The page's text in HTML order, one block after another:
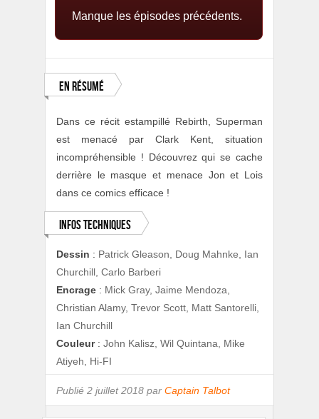
Manque les épisodes précédents.
En résumé
Dans ce récit estampillé Rebirth, Superman
est menacé par Clark Kent, situation
incompréhensible ! Découvrez qui se cache
derrière le masque et menace Jon et Lois
dans ce comics efficace !
Infos techniques
Dessin : Patrick Gleason, Doug Mahnke, Ian
Churchill, Carlo Barberi
Encrage : Mick Gray, Jaime Mendoza,
Christian Alamy, Trevor Scott, Matt Santorelli,
Ian Churchill
Couleur: John Kalisz, Wil Quintana, Mike
Atiyeh, Hi-FI
Publié 2 juillet 2018 par Captain Talbot